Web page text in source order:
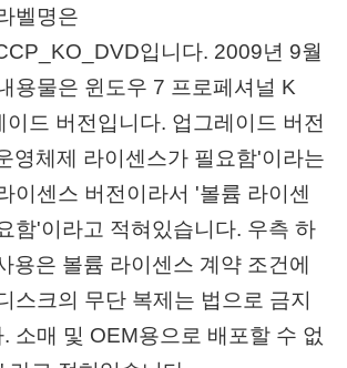
벨명은
입니다. 2009년 9월
용물은 윈도우 7 프로페셔널 K
드 버전입니다. 업그레이드 버전
영체제 라이센스가 필요함'이라는
이센스 버전이라서 '볼륨 라이센
함'이라고 적혀있습니다. 우측 하
용은 볼륨 라이센스 계약 조건에
스크의 무단 복제는 법으로 금지
소매 및 OEM용으로 배포할 수 없